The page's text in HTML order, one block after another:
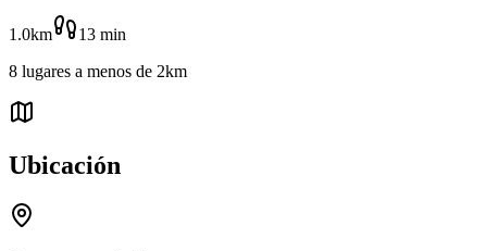
1.0km 13 min
8 lugares a menos de 2km
Ubicación